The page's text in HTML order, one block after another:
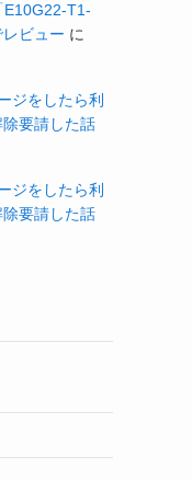
E10G22-T1-
ビュー に
ジをしたら利
要請した話
ジをしたら利
要請した話